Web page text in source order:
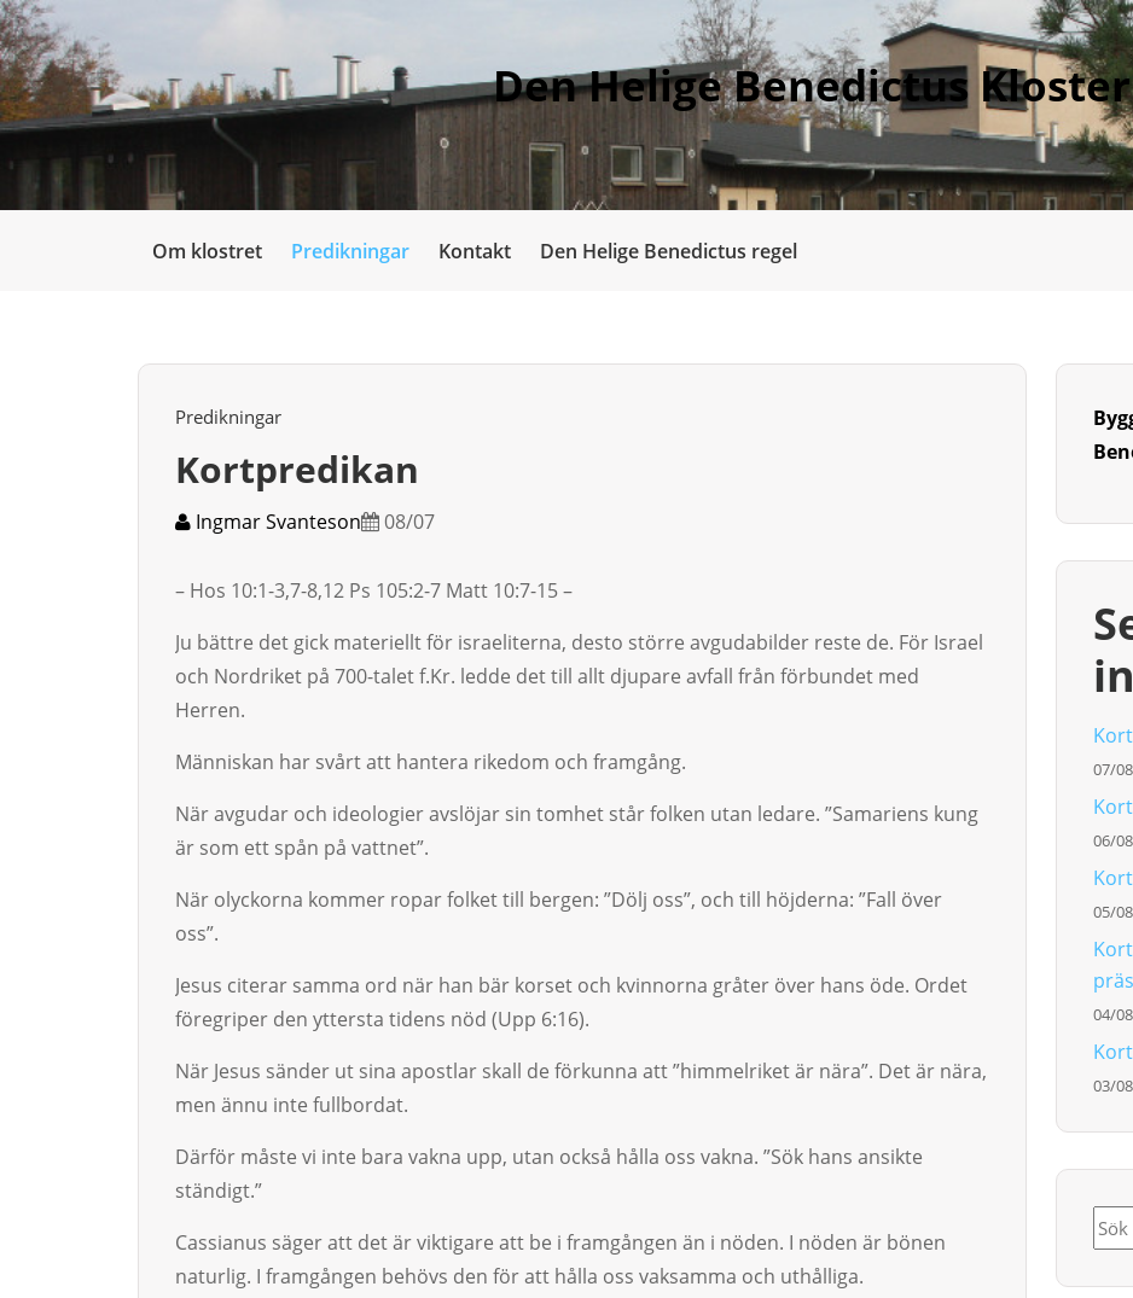
Den Helige Benedictus Kloster
Om klostret Predikningar Kontakt Den Helige Benedictus regel
Predikningar
Kortpredikan
Ingmar Svanteson 08/07
– Hos 10:1-3,7-8,12 Ps 105:2-7 Matt 10:7-15 –
Ju bättre det gick materiellt för israeliterna, desto större avgudabilder res­te de. För Israel
och Nordriket på 700-talet f.Kr. ledde det till allt djupare avfall från förbundet med
Herren.
Människan har svårt att hantera rikedom och framgång.
När avgudar och ideologier avslöjar sin tomhet står folken utan ledare. ”Samariens kung
är som ett spån på vattnet”.
När olyckorna kommer ropar folket till bergen: ”Dölj oss”, och till höjderna: ”Fall över
oss”.
Jesus citerar samma ord när han bär korset och kvin­norna gråter över hans öde. Ordet
föregriper den yttersta tidens nöd (Upp 6:16).
När Jesus sänder ut sina apostlar skall de förkunna att ”himmelri­ket är nära”. Det är nära,
men ännu inte fullbordat.
Därför måste vi inte bara vakna upp, utan också hålla oss vakna. ”Sök hans ansikte
ständigt.”
Cassianus säger att det är viktigare att be i framgången än i nö­den. I nöden är bönen
naturlig. I framgången behövs den för att hålla oss vaksamma och uthålliga.
07/08
06/08
05/08
04/08
03/08
Sök